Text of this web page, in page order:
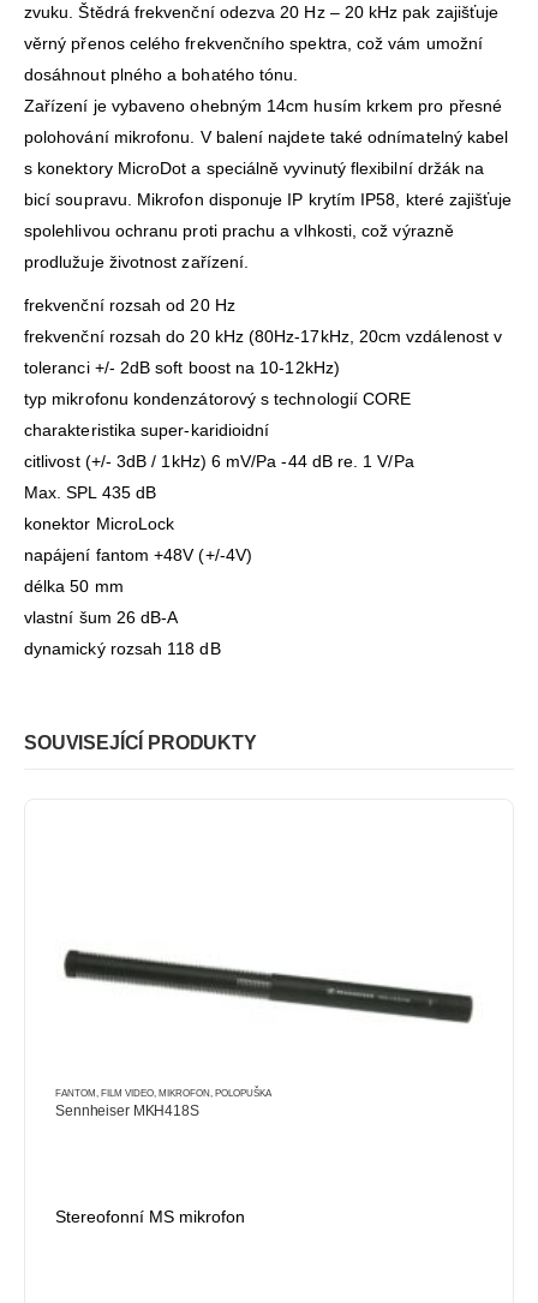
zvuku. Štědrá frekvenční odezva 20 Hz – 20 kHz pak zajišťuje
věrný přenos celého frekvenčního spektra, což vám umožní
dosáhnout plného a bohatého tónu.
Zařízení je vybaveno ohebným 14cm husím krkem pro přesné
polohování mikrofonu. V balení najdete také odnímatelný kabel
s konektory MicroDot a speciálně vyvinutý flexibilní držák na
bicí soupravu. Mikrofon disponuje IP krytím IP58, které zajišťuje
spolehlivou ochranu proti prachu a vlhkosti, což výrazně
prodlužuje životnost zařízení.
frekvenční rozsah od 20 Hz
frekvenční rozsah do 20 kHz (80Hz-17kHz, 20cm vzdálenost v
toleranci +/- 2dB soft boost na 10-12kHz)
typ mikrofonu kondenzátorový s technologií CORE
charakteristika super-karidioidní
citlivost (+/- 3dB / 1kHz) 6 mV/Pa -44 dB re. 1 V/Pa
Max. SPL 435 dB
konektor MicroLock
napájení fantom +48V (+/-4V)
délka 50 mm
vlastní šum 26 dB-A
dynamický rozsah 118 dB
SOUVISEJÍCÍ PRODUKTY
FANTOM, FILM VIDEO, MIKROFON, POLOPUŠKA
Sennheiser MKH418S
Stereofonní MS mikrofon